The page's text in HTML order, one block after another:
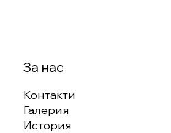
За нас
Контакти
Галерия
История